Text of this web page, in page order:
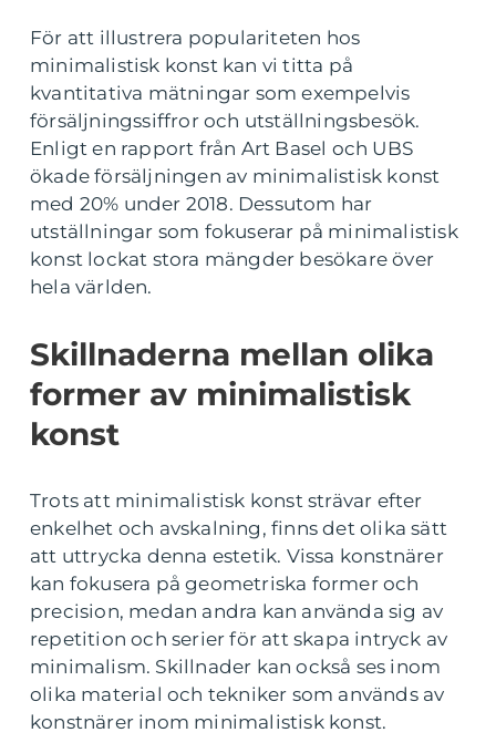
För att illustrera populariteten hos
minimalistisk konst kan vi titta på
kvantitativa mätningar som exempelvis
försäljningssiffror och utställningsbesök.
Enligt en rapport från Art Basel och UBS
ökade försäljningen av minimalistisk konst
med 20% under 2018. Dessutom har
utställningar som fokuserar på minimalistisk
konst lockat stora mängder besökare över
hela världen.
Skillnaderna mellan olika
former av minimalistisk
konst
Trots att minimalistisk konst strävar efter
enkelhet och avskalning, finns det olika sätt
att uttrycka denna estetik. Vissa konstnärer
kan fokusera på geometriska former och
precision, medan andra kan använda sig av
repetition och serier för att skapa intryck av
minimalism. Skillnader kan också ses inom
olika material och tekniker som används av
konstnärer inom minimalistisk konst.